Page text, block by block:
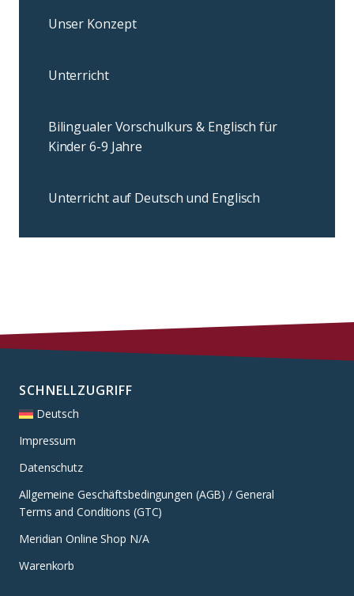
Unser Konzept
Unterricht
Bilingualer Vorschulkurs & Englisch für
Kinder 6-9 Jahre
Unterricht auf Deutsch und Englisch
SCHNELLZUGRIFF
Deutsch
Impressum
Datenschutz
Allgemeine Geschäftsbedingungen (AGB) / General
Terms and Conditions (GTC)
Meridian Online Shop N/A
Warenkorb